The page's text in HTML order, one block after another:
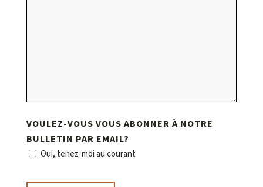
VOULEZ-VOUS VOUS ABONNER À NOTRE
BULLETIN PAR EMAIL?
Oui, tenez-moi au courant